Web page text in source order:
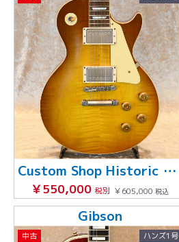
Custom Shop Historic Collection 1958 Les Paul Standard
￥550,000税別 ￥605,000税込
Gibson
中古 ハンズ1号